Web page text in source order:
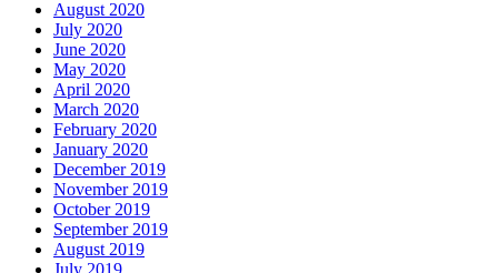
August 2020
July 2020
June 2020
May 2020
April 2020
March 2020
February 2020
January 2020
December 2019
November 2019
October 2019
September 2019
August 2019